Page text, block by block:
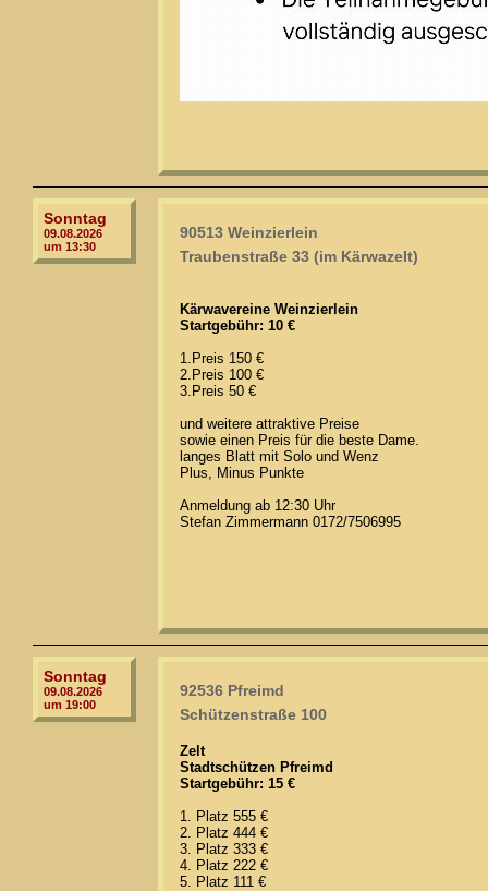
Sonntag
09.08.2026
um 13:30
90513 Weinzierlein
Traubenstraße 33 (im Kärwazelt)
Kärwavereine Weinzierlein
Startgebühr: 10 €
1.Preis 150 €
2.Preis 100 €
3.Preis 50 €
und weitere attraktive Preise
sowie einen Preis für die beste Dame.
langes Blatt mit Solo und Wenz
Plus, Minus Punkte
Anmeldung ab 12:30 Uhr
Stefan Zimmermann 0172/7506995
Sonntag
09.08.2026
um 19:00
92536 Pfreimd
Schützenstraße 100
Zelt
Stadtschützen Pfreimd
Startgebühr: 15 €
1. Platz 555 €
2. Platz 444 €
3. Platz 333 €
4. Platz 222 €
5. Platz 111 €